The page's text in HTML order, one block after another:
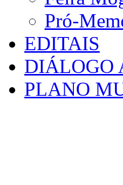
Pró-
EDITAIS
DIÁLOGO
PLANO